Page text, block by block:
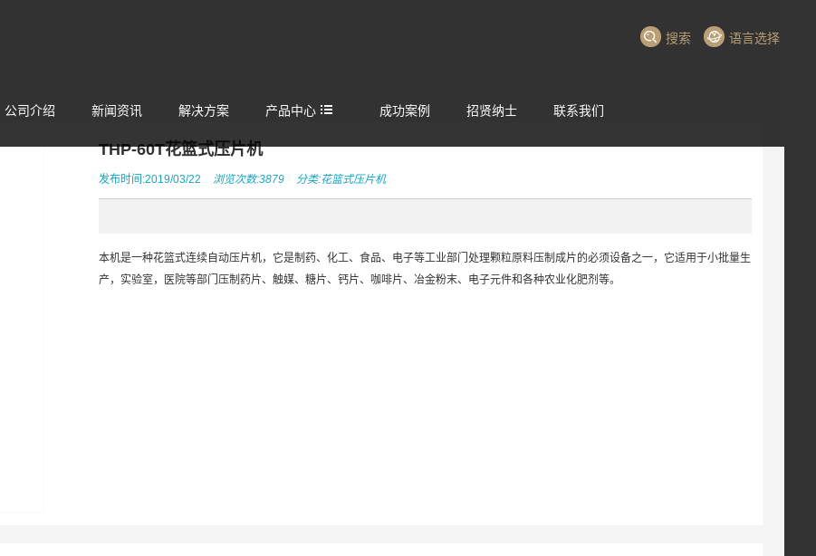
搜索 语言选择
公司介绍 新闻资讯 解决方案 产品中心 成功案例 招贤纳士 联系我们
THP-60T花篮式压片机
发布时间:2019/03/22 浏览次数:3879 分类:花篮式压片机
本机是一种花篮式连续自动压片机，它是制药、化工、食品、电子等工业部门处理颗粒原料压制成片的必须设备之一，它适用于小批量生
产，实验室，医院等部门压制药片、触媒、糖片、钙片、咖啡片、冶金粉末、电子元件和各种农业化肥剂等。